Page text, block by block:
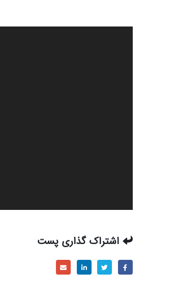
اشتراک گذاری پست